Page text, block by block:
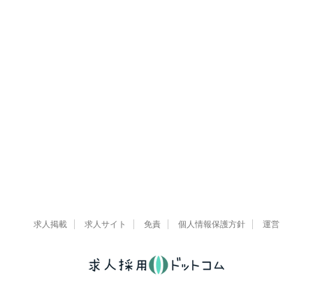
求人掲載 求人サイト 免責 個人情報保護方針 運営